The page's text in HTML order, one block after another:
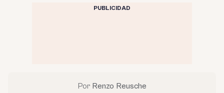
PUBLICIDAD
Por Renzo Reusche